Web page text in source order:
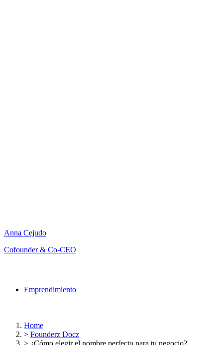
Anna Cejudo
Cofounder & Co-CEO
Emprendimiento
Home
> Founderz Docz
> ¿Cómo elegir el nombre perfecto para tu negocio?